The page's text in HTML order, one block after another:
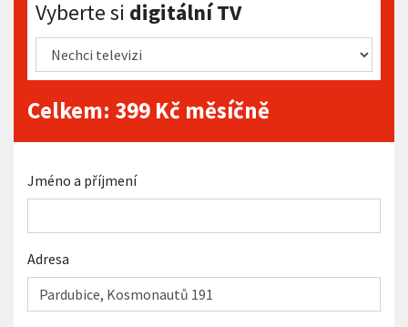
Vyberte si digitální TV
Vyberte si digitální TV
Celkem: 399 Kč měsíčně
Jméno a příjmení
Adresa